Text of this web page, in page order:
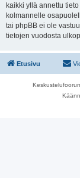
kaikki yllä annettu
kolmannelle
tai phpBB ei ole
tietojen vuodosta
Etusivu